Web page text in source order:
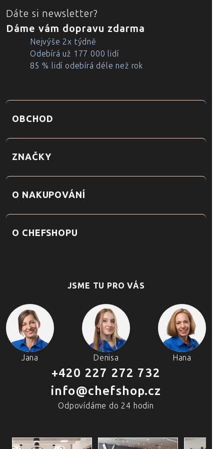
Dáte si newsletter?
Dáme vám dopravu zdarma
Nejvýše 2x týdně
Odebírá už 177 000 lidí
85 % lidí odebírá déle než rok
OBCHOD
ZNAČKY
O NAKUPOVÁNÍ
O CHEFSHOPU
JSME TU PRO VÁS
Jana Denisa Hana
+420 227 272 732
info@chefshop.cz
Odpovídáme do 24 hodin